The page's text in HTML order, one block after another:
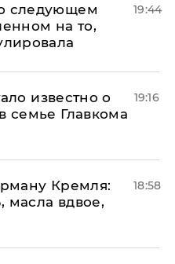
следующем
на то,
19:44
известно о
семье Главкома
19:16
Кремля:
масла вдвое,
18:58